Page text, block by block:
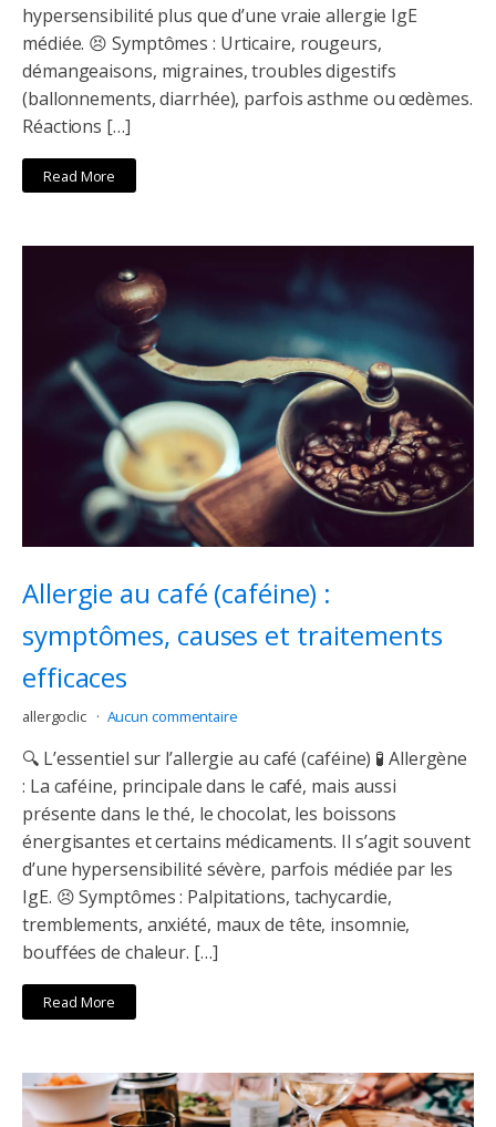
hypersensibilité plus que d’une vraie allergie IgE
médiée. 😣 Symptômes : Urticaire, rougeurs,
démangeaisons, migraines, troubles digestifs
(ballonnements, diarrhée), parfois asthme ou œdèmes.
Réactions […]
Read More
Allergie au café (caféine) :
symptômes, causes et traitements
efficaces
allergoclic Aucun commentaire
🔍 L’essentiel sur l’allergie au café (caféine) 🧪 Allergène
: La caféine, principale dans le café, mais aussi
présente dans le thé, le chocolat, les boissons
énergisantes et certains médicaments. Il s’agit souvent
d’une hypersensibilité sévère, parfois médiée par les
IgE. 😣 Symptômes : Palpitations, tachycardie,
tremblements, anxiété, maux de tête, insomnie,
bouffées de chaleur. […]
Read More